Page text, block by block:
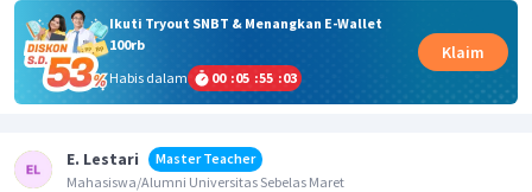
Ikuti Tryout SNBT & Menangkan E-Wallet
100rb
Habis dalam
00 :05 :55 :03
Klaim
E. Lestari
Master Teacher
Mahasiswa/Alumni Universitas Sebelas Maret